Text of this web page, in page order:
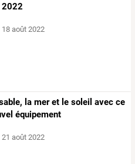
2022
18 août 2022
la mer et le soleil avec ce
équipement
21 août 2022